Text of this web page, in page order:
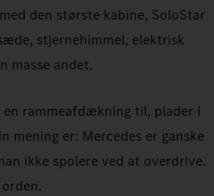
den største kabine, SoloStar
stjernehimmel, elektrisk
masse andet.
en rammeafdækning til, plader i
mening er: Mercedes er ganske
ikke spolere ved at overdrive.